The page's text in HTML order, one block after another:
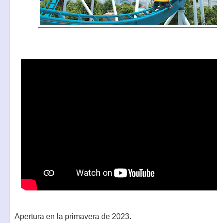
Apertura en la primavera de 2023.